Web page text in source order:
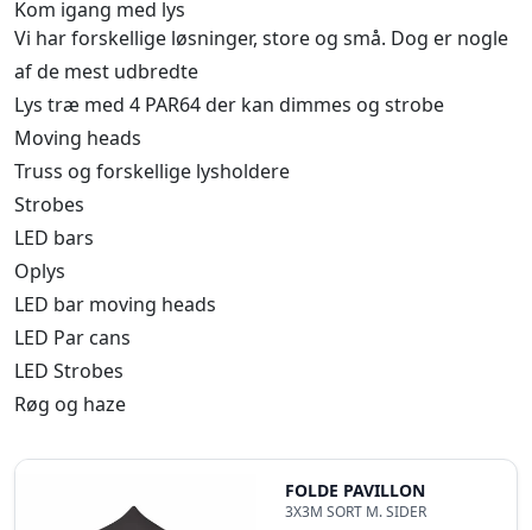
Kom igang med lys
Vi har forskellige løsninger, store og små. Dog er nogle
af de mest udbredte
Lys træ med 4 PAR64 der kan dimmes og strobe
Moving heads
Truss og forskellige lysholdere
Strobes
LED bars
Oplys
LED bar moving heads
LED Par cans
LED Strobes
Røg og haze
FOLDE PAVILLON
3X3M SORT M. SIDER